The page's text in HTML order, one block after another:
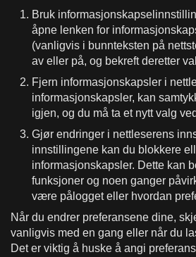
Bruk
åpne lenken for
(vanligvis i bunnteksten på
av eller på, og bekreft deretter
Fjern informasjonskapsler i
informasjonskapsler, kan
igjen, og du må ta et nytt valg
Gjør endringer i nettleserens
innstillingene kan du blokkere
informasjonskapsler. Dette kan
funksjoner og noen ganger
være pålogget eller hvordan
Når du endrer preferansene dine,
vanligvis med en gang eller når du
Det er viktig å huske å angi